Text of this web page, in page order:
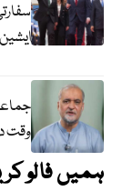
وقت
ہمیں فالو